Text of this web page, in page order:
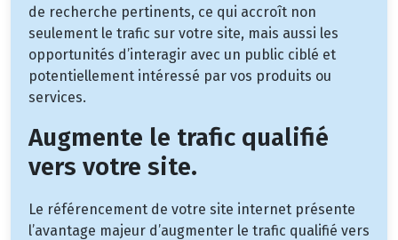
de recherche pertinents, ce qui accroît non
seulement le trafic sur votre site, mais aussi les
opportunités d’interagir avec un public ciblé et
potentiellement intéressé par vos produits ou
services.
Augmente le trafic qualifié
vers votre site.
Le référencement de votre site internet présente
l’avantage majeur d’augmenter le trafic qualifié vers